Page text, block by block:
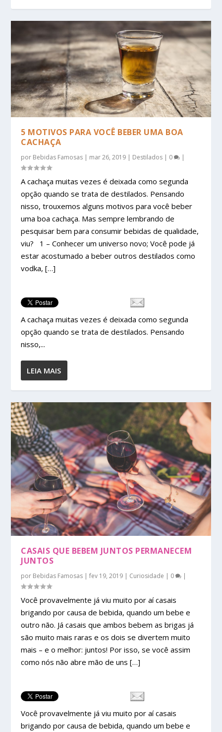
5 MOTIVOS PARA VOCÊ BEBER UMA BOA
CACHAÇA
por Bebidas Famosas | mar 26, 2019 | Destilados | 0 |
A cachaça muitas vezes é deixada como segunda
opção quando se trata de destilados. Pensando
nisso, trouxemos alguns motivos para você beber
uma boa cachaça. Mas sempre lembrando de
pesquisar bem para consumir bebidas de qualidade,
viu? 1 – Conhecer um universo novo; Você pode já
estar acostumado a beber outros destilados como
vodka, […]
A cachaça muitas vezes é deixada como segunda
opção quando se trata de destilados. Pensando
nisso,...
LEIA MAIS
CASAIS QUE BEBEM JUNTOS PERMANECEM
JUNTOS
por Bebidas Famosas |fev 19, 2019 | Curiosidade | 0 |
Você provavelmente já viu muito por aí casais
brigando por causa de bebida, quando um bebe e
outro não. Já casais que ambos bebem as brigas já
são muito mais raras e os dois se divertem muito
mais – e o melhor: juntos! Por isso, se você assim
como nós não abre mão de uns […]
Você provavelmente já viu muito por aí casais
brigando por causa de bebida, quando um bebe e